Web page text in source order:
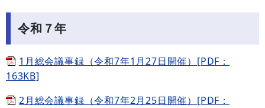
令和７年
1月総会議事録（令和7年1月27日開催）[PDF：
163KB]
2月総会議事録（令和7年2月25日開催）[PDF：